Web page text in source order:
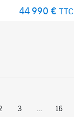
44 990 € TTC
3 ... 16